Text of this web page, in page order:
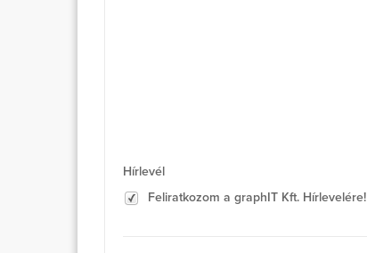
Hírlevél
Feliratkozom a graphIT Kft. Hírlevelére!